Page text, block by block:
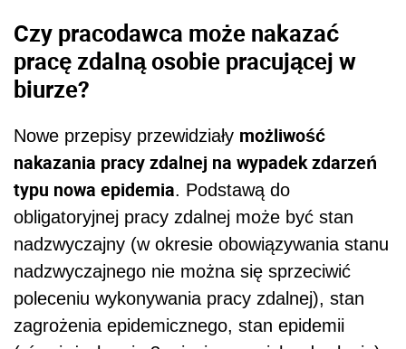
Czy pracodawca może nakazać
pracę zdalną osobie pracującej w
biurze?
Nowe przepisy przewidziały możliwość
nakazania pracy zdalnej na wypadek zdarzeń
typu nowa epidemia. Podstawą do
obligatoryjnej pracy zdalnej może być stan
nadzwyczajny (w okresie obowiązywania stanu
nadzwyczajnego nie można się sprzeciwić
poleceniu wykonywania pracy zdalnej), stan
zagrożenia epidemicznego, stan epidemii